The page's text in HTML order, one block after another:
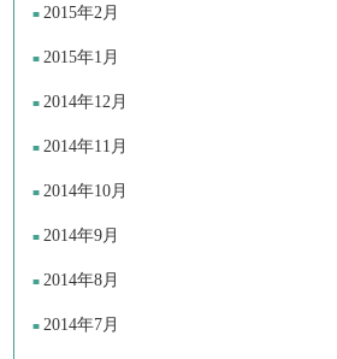
2015年2月
2015年1月
2014年12月
2014年11月
2014年10月
2014年9月
2014年8月
2014年7月